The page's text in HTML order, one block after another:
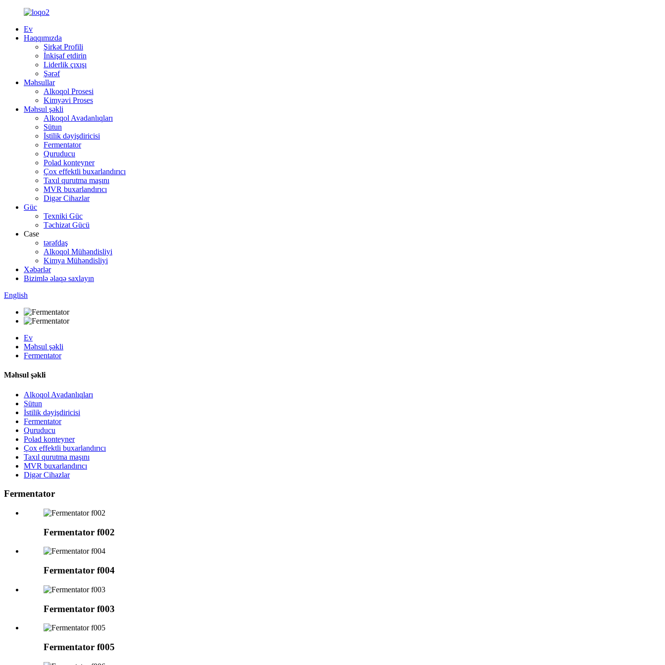
Ev
Haqqımızda
Şirkət Profili
İnkişaf etdirin
Liderlik çıxışı
Şərəf
Məhsullar
Alkoqol Prosesi
Kimyəvi Proses
Məhsul şəkli
Alkoqol Avadanlıqları
Sütun
İstilik dəyişdiricisi
Fermentator
Quruducu
Polad konteyner
Çox effektli buxarlandırıcı
Taxıl qurutma maşını
MVR buxarlandırıcı
Digər Cihazlar
Güc
Texniki Güc
Təchizat Gücü
Case
tərəfdaş
Alkoqol Mühəndisliyi
Kimya Mühəndisliyi
Xəbərlər
Bizimlə əlaqə saxlayın
English
Ev
Məhsul şəkli
Fermentator
Məhsul şəkli
Alkoqol Avadanlıqları
Sütun
İstilik dəyişdiricisi
Fermentator
Quruducu
Polad konteyner
Çox effektli buxarlandırıcı
Taxıl qurutma maşını
MVR buxarlandırıcı
Digər Cihazlar
Fermentator
Fermentator f002
Fermentator f004
Fermentator f003
Fermentator f005